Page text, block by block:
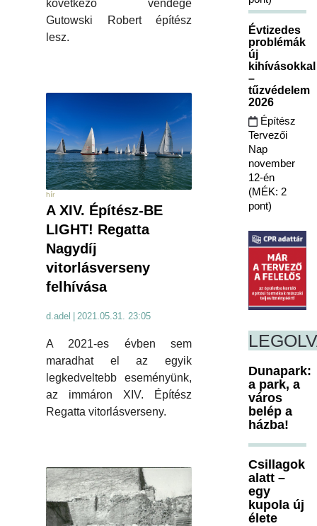
következő vendége
Gutowski Robert építész
lesz.
hír
A XIV. Építész-BE
LIGHT! Regatta
Nagydíj
vitorlásverseny
felhívása
d.adel 2021.05.31. 23:05
A 2021-es évben sem
maradhat el az egyik
legkedveltebb eseményünk,
az immáron XIV. Építész
Regatta vitorlásverseny.
Évtizedes
problémák
új
kihívásokkal
–
tűzvédelem
2026
Építész
Tervezői
Nap
november
12-én
(MÉK: 2
pont)
Dunapark:
a park, a
város
belép a
házba!
Csillagok
alatt –
egy
kupola új
élete